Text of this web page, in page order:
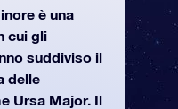
è una
cui gli
suddiviso il
delle
Ursa Major. Il